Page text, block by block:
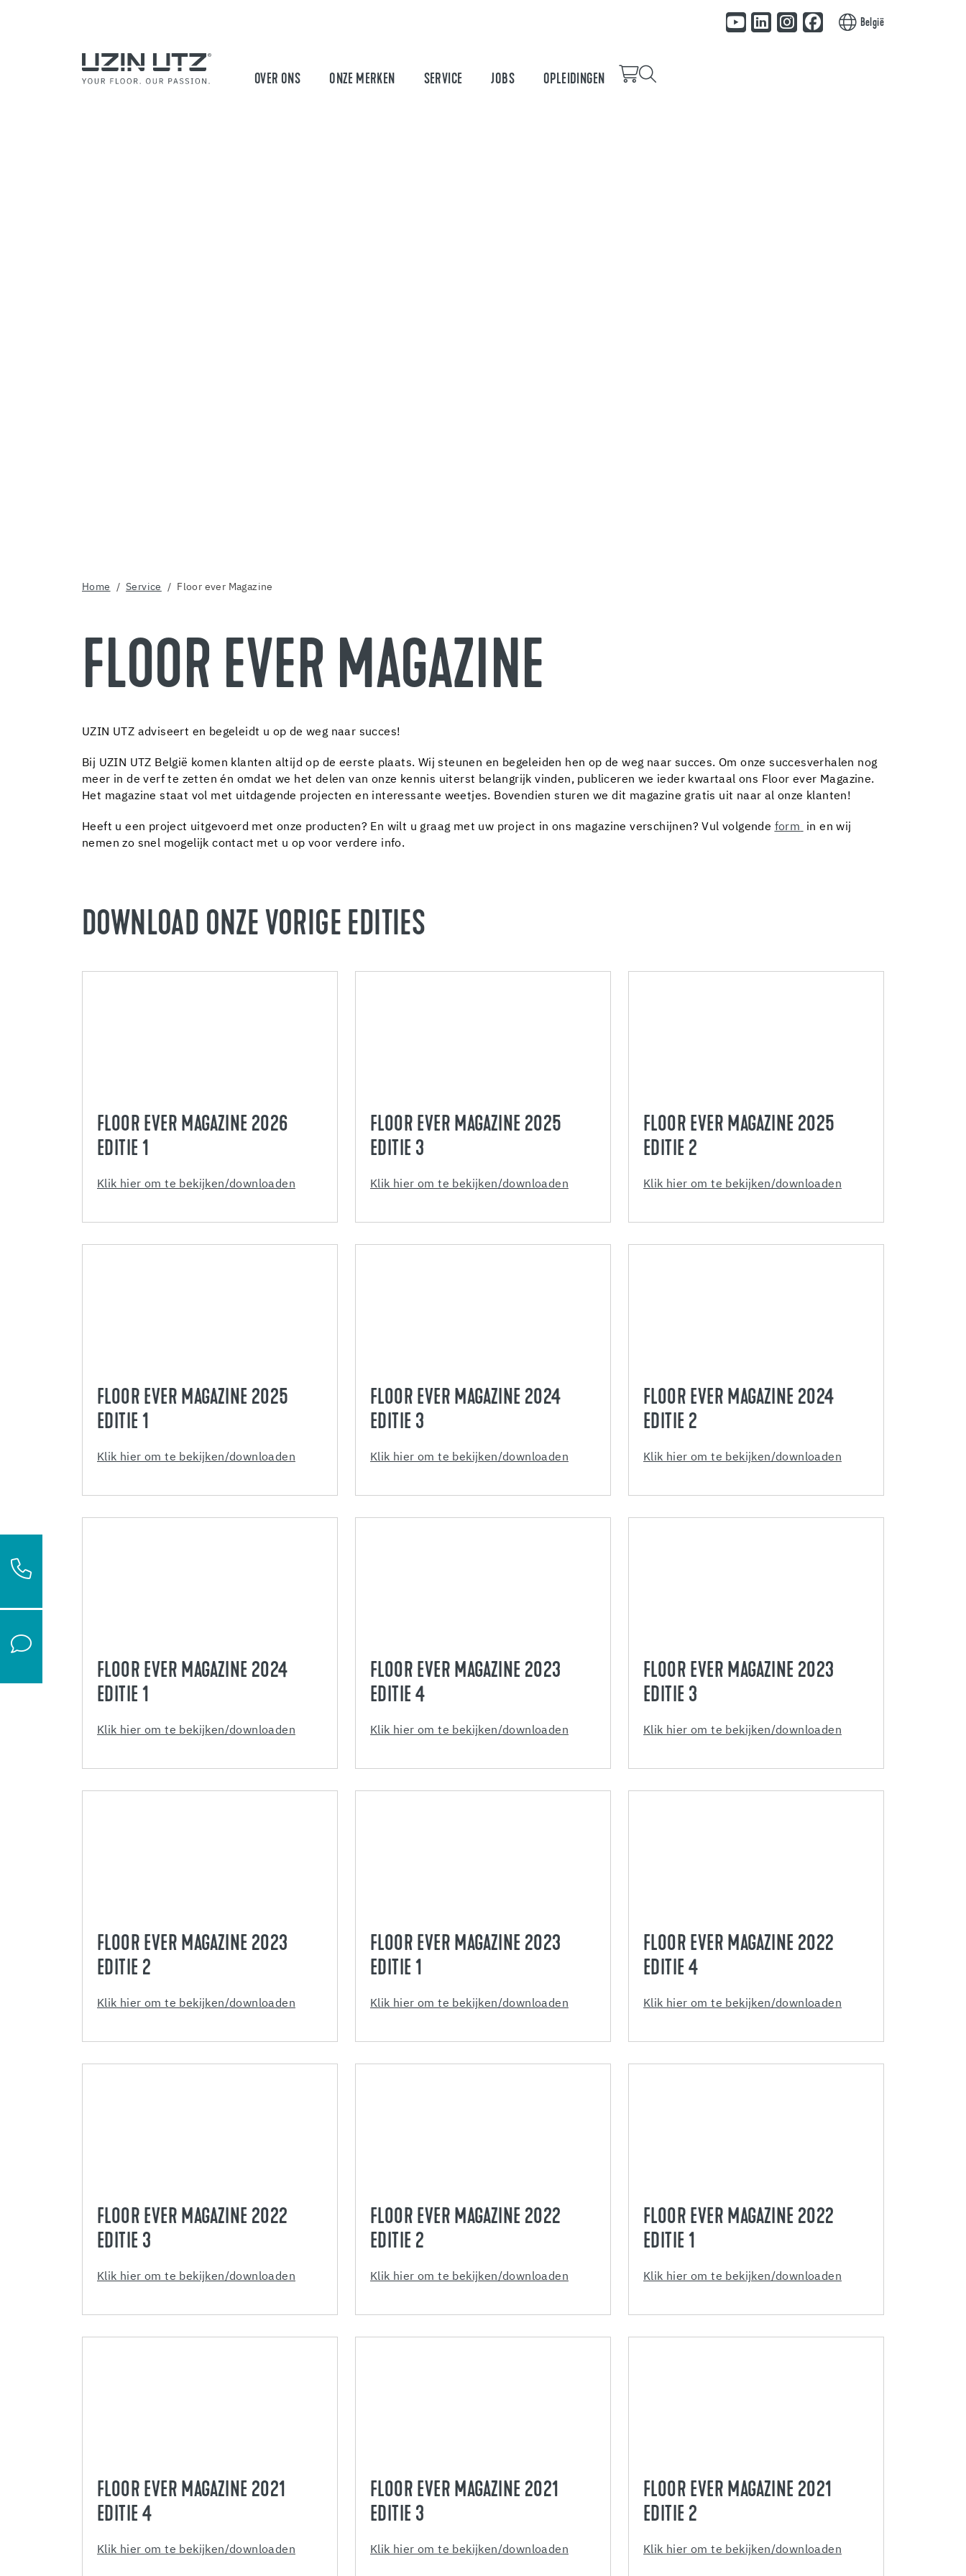
België
OVER ONS ONZE MERKEN SERVICE JOBS OPLEIDINGEN
Home Service Floor ever Magazine
FLOOR EVER MAGAZINE
UZIN UTZ adviseert en begeleidt u op de weg naar succes!
Bij UZIN UTZ België komen klanten altijd op de eerste plaats. Wij steunen en begeleiden hen op de weg naar succes. Om onze succesverhalen nog
meer in de verf te zetten én omdat we het delen van onze kennis uiterst belangrijk vinden, publiceren we ieder kwartaal ons Floor ever Magazine.
Het magazine staat vol met uitdagende projecten en interessante weetjes. Bovendien sturen we dit magazine gratis uit naar al onze klanten!
Heeft u een project uitgevoerd met onze producten? En wilt u graag met uw project in ons magazine verschijnen? Vul volgende form
in en wij
nemen zo snel mogelijk contact met u op voor verdere info.
DOWNLOAD ONZE VORIGE EDITIES
FLOOR EVER MAGAZINE 2026
EDITIE 1
Klik hier om te bekijken/downloaden
FLOOR EVER MAGAZINE 2025
EDITIE 3
Klik hier om te bekijken/downloaden
FLOOR EVER MAGAZINE 2025
EDITIE 2
Klik hier om te bekijken/downloaden
FLOOR EVER MAGAZINE 2025
EDITIE 1
Klik hier om te bekijken/downloaden
FLOOR EVER MAGAZINE 2024
EDITIE 3
Klik hier om te bekijken/downloaden
FLOOR EVER MAGAZINE 2024
EDITIE 2
Klik hier om te bekijken/downloaden
FLOOR EVER MAGAZINE 2024
EDITIE 1
Klik hier om te bekijken/downloaden
FLOOR EVER MAGAZINE 2023
EDITIE 4
Klik hier om te bekijken/downloaden
FLOOR EVER MAGAZINE 2023
EDITIE 3
Klik hier om te bekijken/downloaden
FLOOR EVER MAGAZINE 2023
EDITIE 2
Klik hier om te bekijken/downloaden
FLOOR EVER MAGAZINE 2023
EDITIE 1
Klik hier om te bekijken/downloaden
FLOOR EVER MAGAZINE 2022
EDITIE 4
Klik hier om te bekijken/downloaden
FLOOR EVER MAGAZINE 2022
EDITIE 3
Klik hier om te bekijken/downloaden
FLOOR EVER MAGAZINE 2022
EDITIE 2
Klik hier om te bekijken/downloaden
FLOOR EVER MAGAZINE 2022
EDITIE 1
Klik hier om te bekijken/downloaden
FLOOR EVER MAGAZINE 2021
EDITIE 4
Klik hier om te bekijken/downloaden
FLOOR EVER MAGAZINE 2021
EDITIE 3
Klik hier om te bekijken/downloaden
FLOOR EVER MAGAZINE 2021
EDITIE 2
Klik hier om te bekijken/downloaden